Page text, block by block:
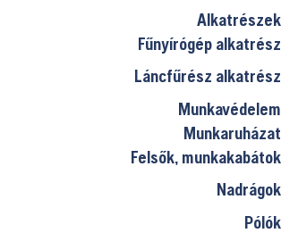
Alkatrészek
Fűnyírógép alkatrész
Láncfűrész alkatrész
Munkavédelem
Munkaruházat
Felsők, munkakabátok
Nadrágok
Pólók